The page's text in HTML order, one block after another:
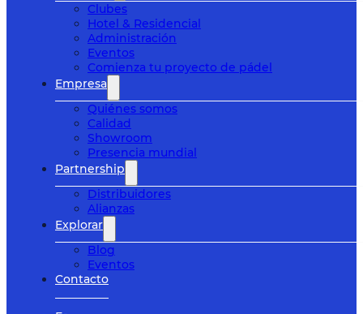
Clubes
Hotel & Residencial
Administración
Eventos
Comienza tu proyecto de pádel
Empresa
Quiénes somos
Calidad
Showroom
Presencia mundial
Partnership
Distribuidores
Alianzas
Explorar
Blog
Eventos
Contacto